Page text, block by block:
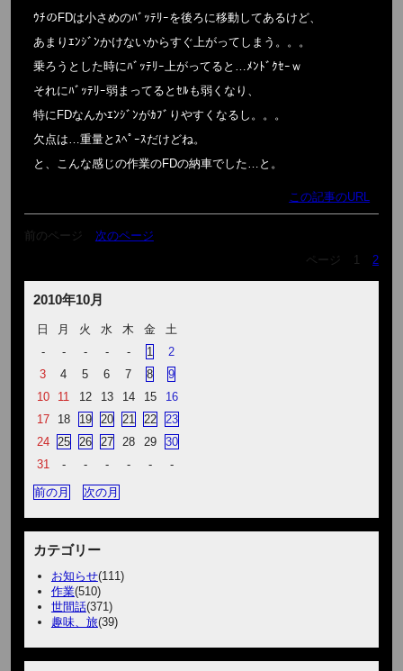
ｳﾁのFDは小さめのﾊﾞｯﾃﾘｰを後ろに移動してあるけど、
あまりｴﾝｼﾞﾝかけないからすぐ上がってしまう。。。
乗ろうとした時にﾊﾞｯﾃﾘｰ上がってると…ﾒﾝﾄﾞｸｾｰｗ
それにﾊﾞｯﾃﾘｰ弱まってるとｾﾙも弱くなり、
特にFDなんかｴﾝｼﾞﾝがｶﾌﾞりやすくなるし。。。
欠点は…重量とｽﾍﾟｰｽだけどね。
と、こんな感じの作業のFDの納車でした…と。
この記事のURL
前のページ
次のページ
ページ
1 2
2010年10月
日 月 火 水 木 金
土
-
- - - - 1
2
3
4 5 6 7 8
9
10
11 12 13 14 15
16
17
18 19 20 21 22
23
24
25 26 27 28 29
30
31
- - - - - -
前の月 次の月
カテゴリー
お知らせ(111)
作業(510)
世間話(371)
趣味、旅(39)